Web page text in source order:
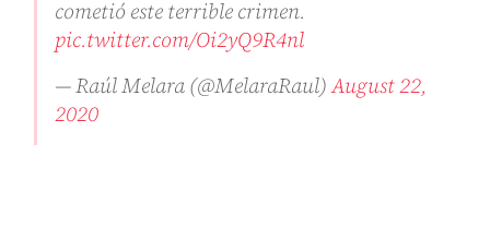
cometió este terrible crimen.
pic.twitter.com/Oi2yQ9R4nl
— Raúl Melara (@MelaraRaul)August 22,
2020